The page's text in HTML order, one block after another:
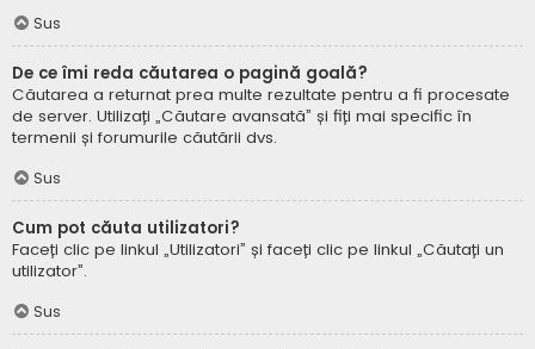
Sus
De ce îmi reda căutarea o pagină goală?
Căutarea a returnat prea multe rezultate pentru a fi procesate
de server. Utilizați „Căutare avansată” și fiți mai specific în
termenii și forumurile căutării dvs.
Sus
Cum pot căuta utilizatori?
Faceți clic pe linkul „Utilizatori” și faceți clic pe linkul „Căutați un
utilizator”.
Sus